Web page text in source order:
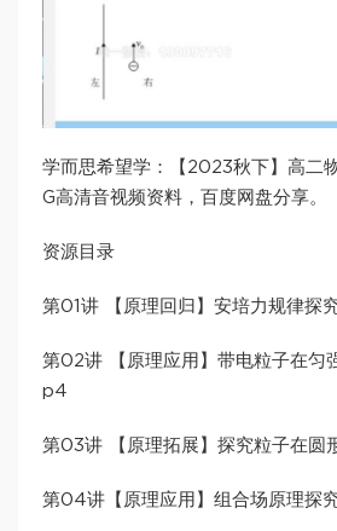
学而思希望学：【2023秋下】高二
G高清音视频资料，百度网盘分享。
资源目录
第01讲 【原理回归】安培力规律探
第02讲 【原理应用】带电粒子在匀
p4
第03讲 【原理拓展】探究粒子在圆
第04讲【原理应用】组合场原理探